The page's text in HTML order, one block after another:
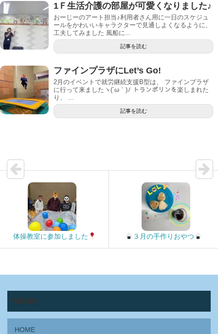
1Ｆ生活介護の部屋が可愛くなりました♪
おーじーのアート担当♪利用者さん用に一日のスケジュ
ールをかわいいキャラクターで見通しよくなるように、
工夫してみました 風船に...
記事を読む
ファインプラザにLet’s Go!
2月のイベントで就労継続支援B型は、 ファインプラザ
に行って来ましたヽ(´ω｀)ﾉ トランポリンを楽しまれた
り、 ...
記事を読む
体操教室に参加しました ３月の手作りおやつ
MENU
HOME